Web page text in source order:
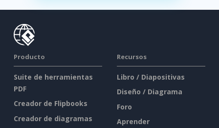
Producto
Suite de herramientas
PDF
Creador de Flipbooks
Creador de diagramas
Recursos
Libro / Diapositivas
Diseño / Diagrama
Foro
Aprender